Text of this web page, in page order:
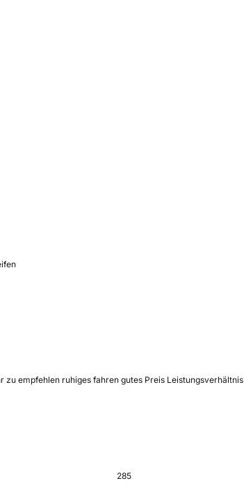
zu empfehlen ruhiges fahren gutes Preis Leistungsverhältnis
285